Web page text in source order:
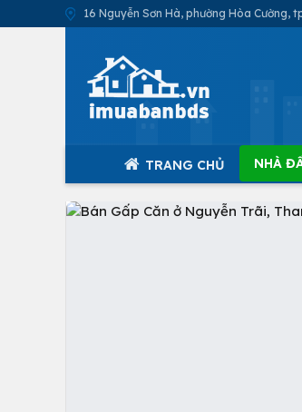
16 Nguyễn Sơn Hà, phường Hòa Cường,
TRANG CHỦ NHÀ